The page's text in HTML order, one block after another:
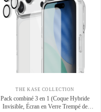
THE KASE COLLECTION
Pack combiné 3 en 1 (Coque Hybride
Invisible, Écran en Verre Trempé de